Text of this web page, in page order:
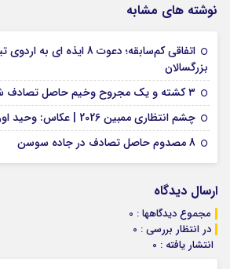
نوشته های مشابه
اتفاقی کم‌سابقه؛ دعوت 8 ایذه
بزرگسالان
۳ کشته و یک مجروح وخیم حاصل تصادف شبانه در ایذه
چشم انتظاری ممبین 2026 | عکاس: وحید اورکی
8 مصدوم حاصل تصادف در جاده سوسن
ارسال دیدگاه
مجموع دیدگاهها : 0
در انتظار بررسی : 0
انتشار یافته : 0